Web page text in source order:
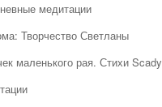
медитации
Творчество Светланы
маленького рая. Стихи Scady